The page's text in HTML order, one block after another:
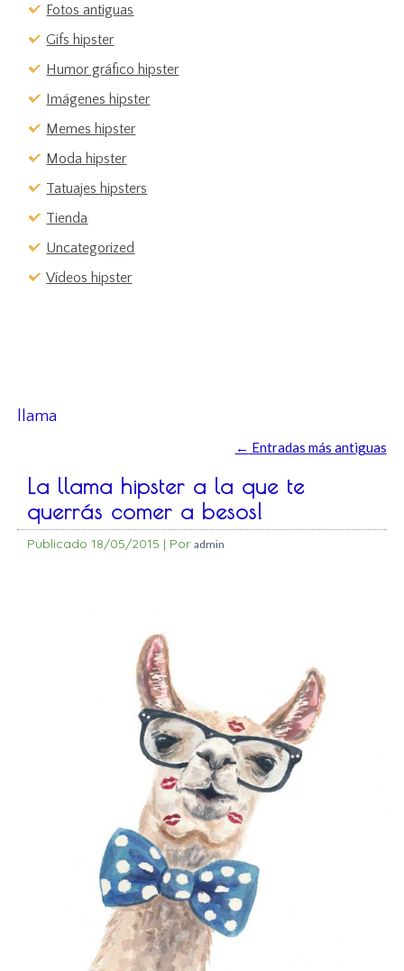
Fotos antiguas
Gifs hipster
Humor gráfico hipster
Imágenes hipster
Memes hipster
Moda hipster
Tatuajes hipsters
Tienda
Uncategorized
Vídeos hipster
llama
← Entradas más antiguas
La llama hipster a la que te
querrás comer a besos!
Publicado 18/05/2015 | Por admin